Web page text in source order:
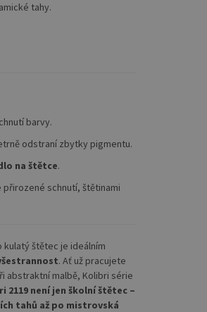
tahy.
barvy.
odstraní zbytky pigmentu.
na štětce.
přirozené schnutí, štětinami
kulatý štětec je ideálním
. Ať už pracujete
abstraktní malbě, Kolibri série
2119 není jen školní štětec –
tahů až po mistrovská